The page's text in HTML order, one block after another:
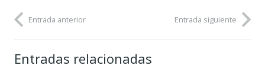
Entrada anterior Entrada siguiente
Entradas relacionadas